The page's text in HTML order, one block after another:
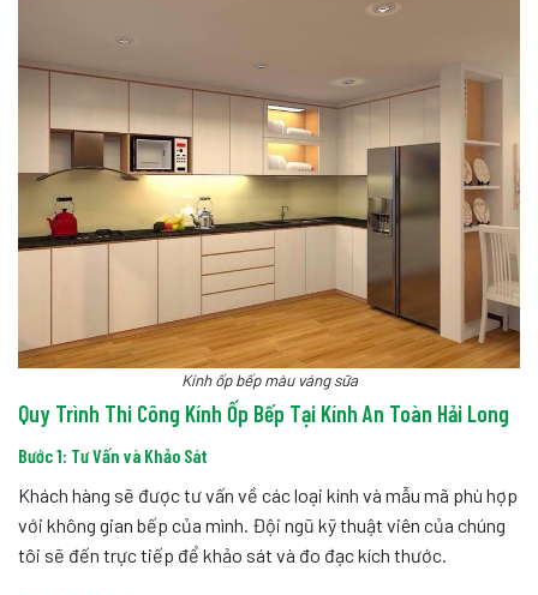
Kính ốp bếp màu váng sữa
Quy Trình Thi Công Kính Ốp Bếp Tại Kính An Toàn Hải Long
Bước 1: Tư Vấn và Khảo Sát
Khách hàng sẽ được tư vấn về các loại kính và mẫu mã phù hợp
với không gian bếp của mình. Đội ngũ kỹ thuật viên của chúng
tôi sẽ đến trực tiếp để khảo sát và đo đạc kích thước.